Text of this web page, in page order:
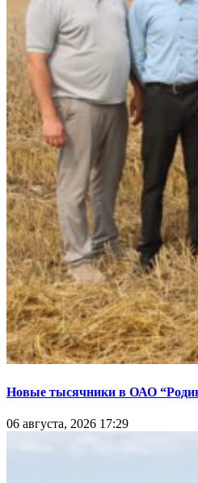
Новые тысячники в ОАО
06 августа, 2026 17:29